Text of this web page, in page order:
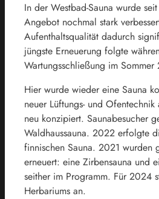
In der Westbad-Sauna wurde
Angebot nochmal stark
Aufenthaltsqualität dadurch
jüngste Erneuerung folgte
Wartungsschließung im
Hier wurde wieder eine Sauna
neuer Lüftungs- und
neu konzipiert. Saunabesucher
Waldhaussauna. 2022 erfolgte
finnischen Sauna. 2021 wurden
erneuert: eine Zirbensauna und
seither im Programm. Für 2024
Herbariums an.